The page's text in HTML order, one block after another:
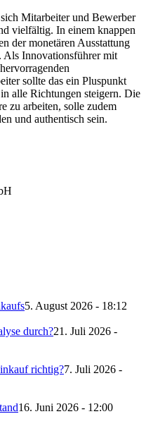
Mitarbeiter und Bewerber
vielfältig. In einem knappen
der monetären Ausstattung
Als Innovationsführer mit
sollte das ein Pluspunkt
alle Richtungen steigern. Die
zu arbeiten, solle zudem
und authentisch sein.
5. August 2026 - 18:12
durch?21. Juli 2026 -
richtig?7. Juli 2026 -
16. Juni 2026 - 12:00